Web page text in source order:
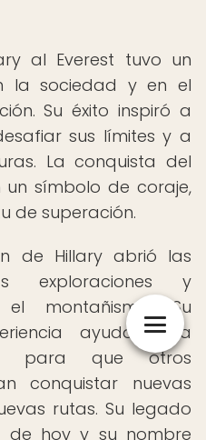
al Everest tuvo un
la sociedad y en el
Su éxito inspiró a
sus límites y a
La conquista del
un símbolo de coraje,
de superación.
de Hillary abrió las
exploraciones y
el montañismo. Su
ayudaron a
para que otros
conquistar nuevas
rutas. Su legado
hoy y su nombre